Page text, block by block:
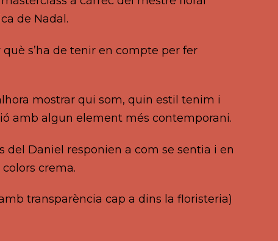
de Nadal.
s’ha de tenir en compte per fer
mostrar qui som, quin estil tenim i
amb algun element més contemporani.
del Daniel responien a com se sentia i en
crema.
transparència cap a dins la floristeria)